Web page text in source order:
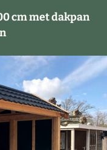
cm met dakpan